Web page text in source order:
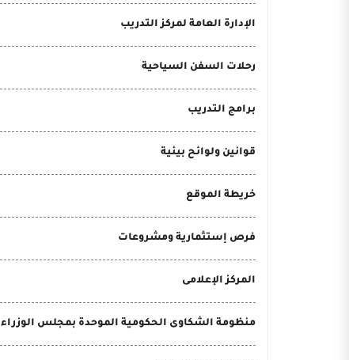
الإدارة العامة لمركز التدريب
رحلات السفن السياحية
برامج التدريب
قوانين ولوائح بيئية
خريطة الموقع
فرص إستثمارية ومشروعات
المركز الإعلامى
منظومة الشكاوى الحكومية الموحدة بمجلس الوزراء